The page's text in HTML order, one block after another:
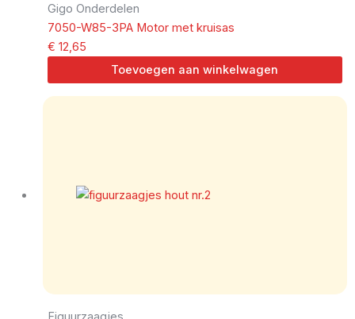
Gigo Onderdelen
7050-W85-3PA Motor met kruisas
€ 12,65
Toevoegen aan winkelwagen